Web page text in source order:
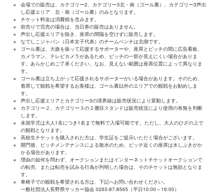
※
会場での販売は、カテゴリー2、カテゴリー3北・南（ゴール裏）、カテゴリー3声出
し応援エリア 北・南（ゴール裏）のみとなります。
※
チケット料金は消費税を含みます。
※
前売りで完売の場合は、当日券の販売はありません。
※
声出し応援エリアを除き、座席の間隔を空けずに販売します。
※
なでしこジャパン（日本女子代表）のチームベンチは北側です。
※
ゴール裏は、大旗を振って応援するサポーターや、座席とピッチの間に広告看板、
カメラマン、テレビカメラがあるため、ピッチの一部が見えにくい場合がありま
す。あらかじめご了承ください。なお、見えない範囲は座席位置によって異なりま
す。
※
ゴール裏は立ち上がって応援されるサポーターがいる場合があります。そのため、
着席して観戦を希望するお客様は、ゴール裏以外のエリアでの観戦をお勧めしま
す。
※
声出し応援エリアとカテゴリー3の境界線は販売状況により変動します。
※
カテゴリー２、カテゴリー３の２層目スタンドは販売状況により使用の有無を判断
します。
※
未就学児は大人1名につき1名まで無料で入場可能です。ただし、大人のひざの上で
の観戦となります。
※
高校生チケットを購入された方は、学生証をご提示いただく場合がございます。
※
開門後、ピッチメンテナンスによる散水のため、ピッチ近くの座席は水しぶきがか
かる場合があります。
※
理由の如何を問わず、オークションまたはインターネットチケットオークションで
の転売、または転売を試みる行為が判明した場合は、そのチケットは無効となりま
す。
※
車椅子での観戦を希望される方は、下記へお問い合わせください。
一般社団法人長野県サッカー協会 0263-87-8565（平日10:00～16:00）